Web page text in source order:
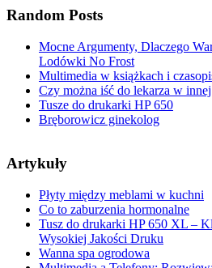
Random Posts
Mocne Argumenty, Dlaczego
Lodówki No Frost
Multimedia w książkach i
Czy można iść do lekarza w
Tusze do drukarki HP 650
Bręborowicz ginekolog
Artykuły
Płyty między meblami w kuchni
Co to zaburzenia hormonalne
Tusz do drukarki HP 650 XL –
Wysokiej Jakości Druku
Wanna spa ogrodowa